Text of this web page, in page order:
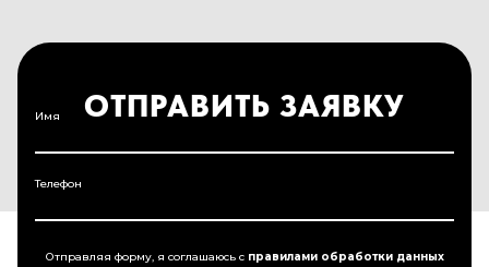
Имя
Телефон
Отправляя форму, я соглашаюсь c правилами обработки данных
ОТПРАВИТЬ ЗАЯВКУ